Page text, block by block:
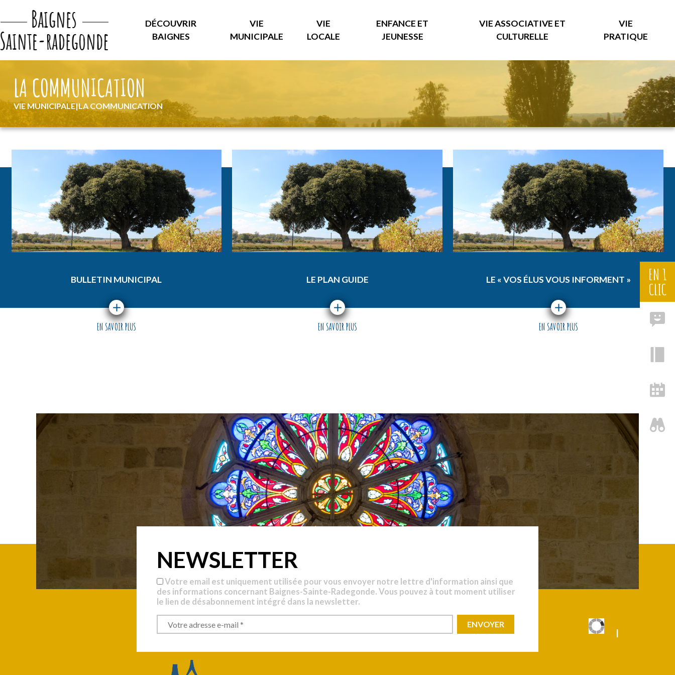
DÉCOUVRIR
BAIGNES
VIE
MUNICIPALE
VIE
LOCALE
ENFANCE ET
JEUNESSE
VIE ASSOCIATIVE ET
CULTURELLE
VIE
PRATIQUE
VIE MUNICIPALE|LA COMMUNICATION
LA COMMUNICATION
BULLETIN MUNICIPAL
EN SAVOIR PLUS
LE PLAN GUIDE
EN SAVOIR PLUS
LE « VOS ÉLUS VOUS INFORMENT »
EN SAVOIR PLUS
EN 1
CLIC
NEWSLETTER
Votre email est uniquement utilisée pour vous envoyer notre lettre d'information ainsi que
des informations concernant Baignes-Sainte-Radegonde. Vous pouvez à tout moment utiliser
le lien de désabonnement intégré dans la newsletter.
|
|